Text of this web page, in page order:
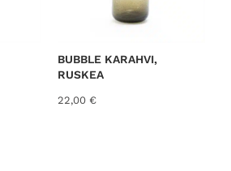
BUBBLE KARAHVI,
RUSKEA
22,00 €